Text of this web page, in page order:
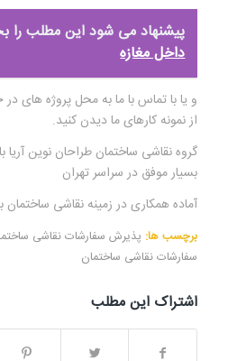
پیشنهاد می شود این مطلب را
داخل مغازه
و یا با تماس با ما به محل پروژه های
از نمونه کارهای ما دیدن کنید.
گروه نقاشی ساختمان طراحان نوین آریا
بسیار موفق در سراسر تهران
آماده همکاری در زمینه نقاشی
برچسب ها: پذیرش سفارشات نقاشی
سفارشات نقاشی ساختمان
اشتراک این مطلب